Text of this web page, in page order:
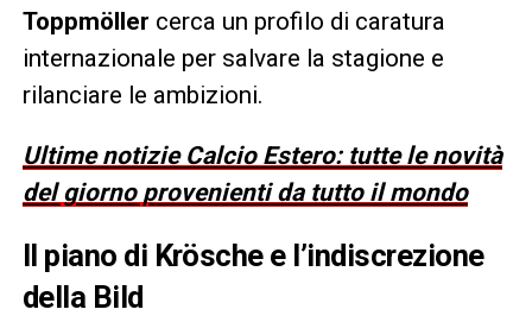
Toppmöller cerca un profilo di caratura
internazionale per salvare la stagione e
rilanciare le ambizioni.
Ultime notizie Calcio Estero: tutte le novità
del giorno provenienti da tutto il mondo
Il piano di Krösche e l’indiscrezione
della Bild